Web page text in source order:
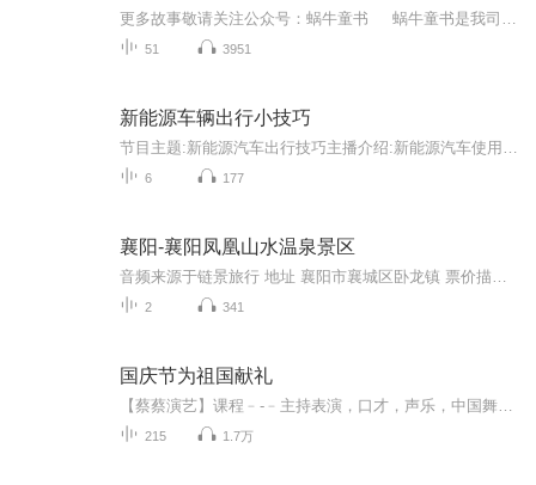
51 3951
新能源车辆出行小技巧
6 177
襄阳-襄阳凤凰山水温泉景区
2 341
国庆节为祖国献礼
215 1.7万